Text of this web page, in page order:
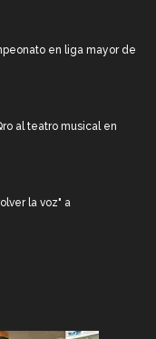
en liga mayor de
al teatro musical en
la voz" a